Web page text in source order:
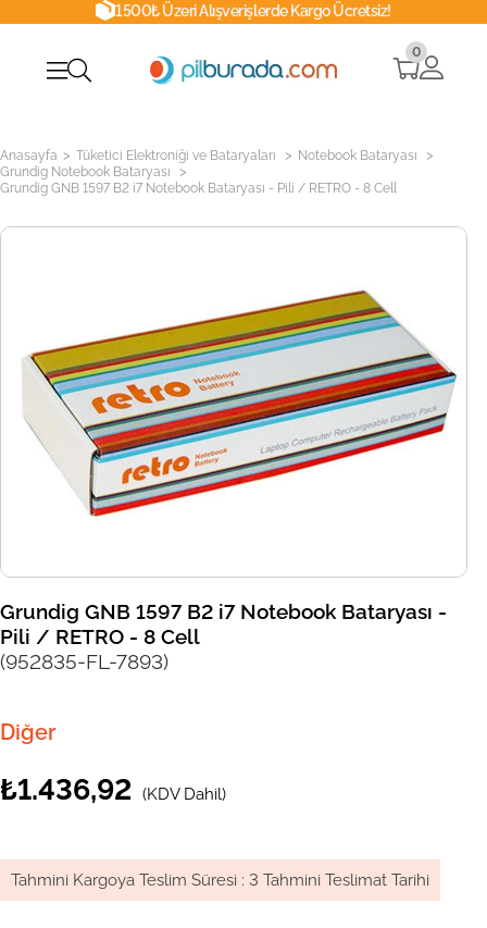
1500₺ Üzeri Alışverişlerde Kargo Ücretsiz!
0
Anasayfa > Tüketici Elektroniği ve Bataryaları > Notebook Bataryası >
Grundig Notebook Bataryası >
Grundig GNB 1597 B2 i7 Notebook Bataryası - Pili / RETRO - 8 Cell
Grundig GNB 1597 B2 i7 Notebook Bataryası -
Pili / RETRO - 8 Cell
(952835-FL-7893)
Diğer
₺1.436,92 (KDV Dahil)
Tahmini Kargoya Teslim Süresi : 3 Tahmini Teslimat Tarihi